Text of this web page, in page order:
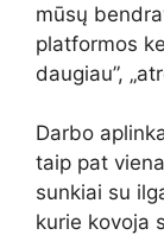
mūsų
platformos
daugiau”,
Darbo
taip pat
sunkiai su
kurie kovoja